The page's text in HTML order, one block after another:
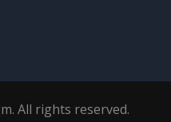
All rights reserved.